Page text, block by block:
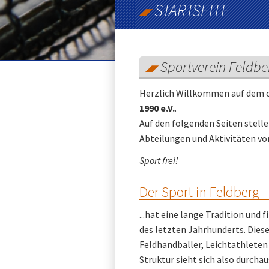
STARTSEITE
Sportverein
Herzlich Willkommen auf
1990 e.V..
Auf den folgenden Seiten
Abteilungen und Aktivitäten
Sport frei!
Der Sport in Feldberg
...hat eine lange Tradition und
des letzten Jahrhunderts.
Feldhandballer, Leichtathleten
Struktur sieht sich also